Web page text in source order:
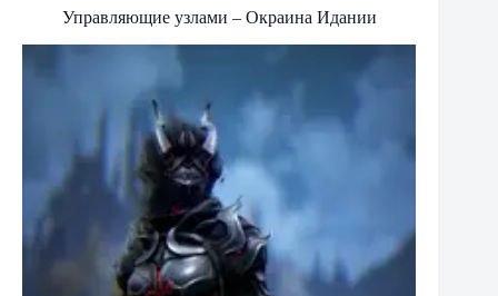
Управляющие узлами – Окраина Идании